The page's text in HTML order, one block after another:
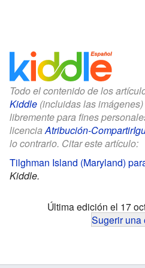
Todo el contenido de los
Kiddle (incluidas las
libremente para fines
licenciaAtribución-
lo contrario. Citar este artículo:
Tilghman Island (Maryland)
Kiddle.
Última edición el 17
Sugerir una